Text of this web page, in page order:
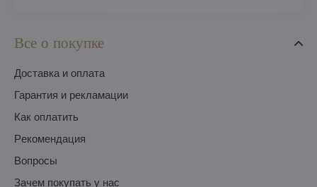
Все о покупке
Доставка и оплата
Гарантия и рекламации
Как оплатить
Pекомендация
Вопросы
Зачем покупать у нас